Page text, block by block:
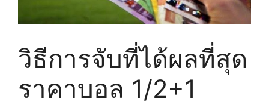
วิธีการจับที่ได้ผลที่สุด
ราคาบอล 1/2+1